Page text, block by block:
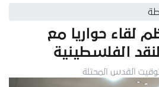
لقاء حواريا مع
الفلسطينية